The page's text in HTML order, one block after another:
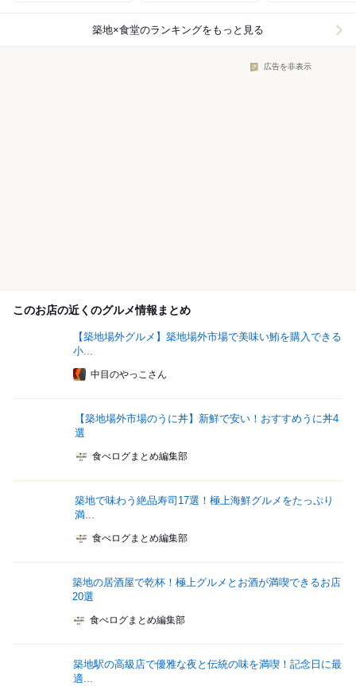
築地×食堂のランキングをもっと見る
広告を非表示
このお店の近くのグルメ情報まとめ
【築地場外グルメ】築地場外市場で美味い鮪を購入できる
小...
中目のやっこさん
【築地場外市場のうに丼】新鮮で安い！おすすめうに丼4
選
食べログまとめ編集部
築地で味わう絶品寿司17選！極上海鮮グルメをたっぷり
満...
食べログまとめ編集部
築地の居酒屋で乾杯！極上グルメとお酒が満喫できるお店
20選
食べログまとめ編集部
築地駅の高級店で優雅な夜と伝統の味を満喫！記念日に最
適...